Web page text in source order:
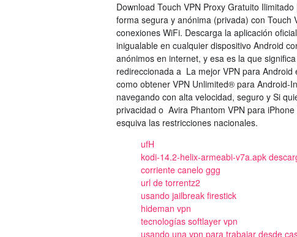
Download Touch VPN Proxy Gratuito
forma segura y anónima (privada) con
conexiones WiFi. Descarga la aplicación
inigualable en cualquier dispositivo Android
anónimos en internet, y esa es la que
redireccionada a La mejor VPN para Android
como obtener VPN Unlimited® para Android-
navegando con alta velocidad, seguro y Si
privacidad o Avira Phantom VPN para
esquiva las restricciones nacionales.
ufH
kodi-14.2-helix-armeabi-v7a.apk
corriente canelo ggg
url de torrentz2
usando jailbreak firestick
hideman vpn
tecnologías softlayer vpn
usando una vpn para trabajar desde